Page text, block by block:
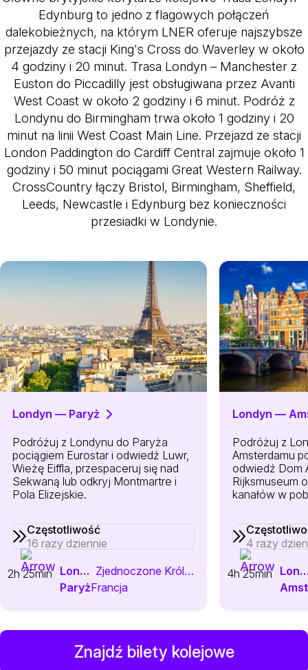
Edynburg to jedno z flagowych połączeń
dalekobieżnych, na którym LNER oferuje najszybsze
przejazdy ze stacji King's Cross do Waverley w około
4 godziny i 20 minut. Trasa Londyn – Manchester z
Euston do Piccadilly jest obsługiwana przez Avanti
West Coast w około 2 godziny i 6 minut. Podróż z
Londynu do Birmingham trwa około 1 godziny i 20
minut na linii West Coast Main Line. Przejazd ze stacji
London Paddington do Cardiff Central zajmuje około 1
godziny i 50 minut pociągami Great Western Railway.
CrossCountry łączy Bristol, Birmingham, Sheffield,
Leeds, Newcastle i Edynburg bez konieczności
przesiadki w Londynie.
Londyn — Paryż
Podróżuj z Londynu do Paryża
pociągiem Eurostar i odwiedź Luwr,
Wieżę Eiffla, przespaceruj się nad
Sekwaną lub odkryj Montmartre i
Pola Elizejskie.
Częstotliwość
16 razy dziennie
Londyn
Zjednoczone Królestwo
2h 25min
ParyżFrancja
Londyn —
Podróżuj z
Amsterdamu
odwiedź Dom
Rijksmuseum
kanałów w
4 razy
4h 25min
Znajdź bilety kolejowe